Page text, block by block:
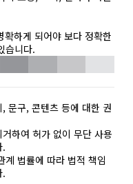
확하게 되어야 보다 정확한
습니다.
문구, 콘텐츠 등에 대한 권
하여 허가 없이 무단 사용
.
계 법률에 따라 법적 책임
.